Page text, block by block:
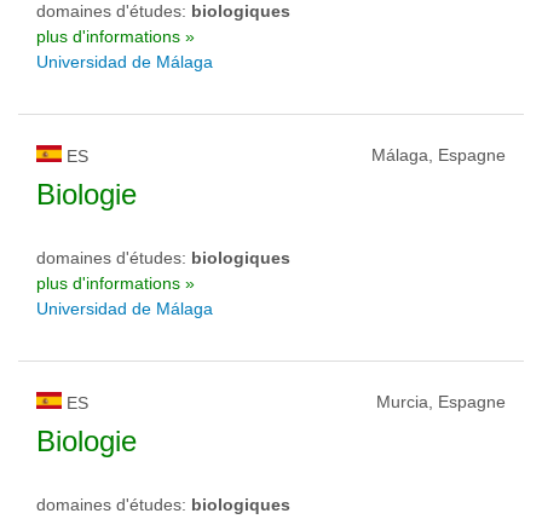
domaines d'études: biologiques
plus d'informations »
Universidad de Málaga
ES Málaga, Espagne
Biologie
domaines d'études: biologiques
plus d'informations »
Universidad de Málaga
ES Murcia, Espagne
Biologie
domaines d'études: biologiques